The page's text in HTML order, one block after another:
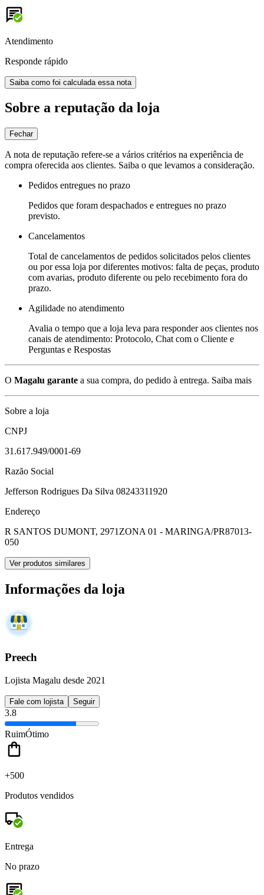
Atendimento
Responde rápido
Saiba como foi calculada essa nota
Sobre a reputação da loja
Fechar
A nota de reputação refere-se a vários critérios na experiência de
compra oferecida aos clientes. Saiba o que levamos a consideração.
Pedidos entregues no prazo
Pedidos que foram despachados e entregues no prazo
previsto.
Cancelamentos
Total de cancelamentos de pedidos solicitados pelos clientes
ou por essa loja por diferentes motivos: falta de peças, produto
com avarias, produto diferente ou pelo recebimento fora do
prazo.
Agilidade no atendimento
Avalia o tempo que a loja leva para responder aos clientes nos
canais de atendimento: Protocolo, Chat com o Cliente e
Perguntas e Respostas
O Magalu garante a sua compra, do pedido à entrega. Saiba mais
Sobre a loja
CNPJ
31.617.949/0001-69
Razão Social
Jefferson Rodrigues Da Silva 08243311920
Endereço
R SANTOS DUMONT, 2971 ZONA 01 - MARINGA/PR87013-
050
Ver produtos similares
Informações da loja
Preech
Lojista Magalu desde 2021
Fale com lojista Seguir
3.8
RuimÓtimo
+500
Produtos vendidos
Entrega
No prazo